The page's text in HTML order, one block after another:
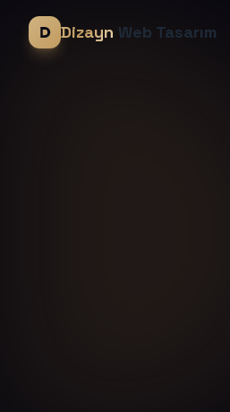
Dizayn Web Tasarım